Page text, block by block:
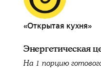
«Открытая кухня»
Энергетическая
На 1 порцию